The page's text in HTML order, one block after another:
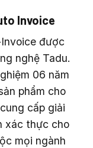
Invoice
được
nghệ Tadu.
06 năm
phẩm cho
cấp giải
xác thực cho
mọi ngành